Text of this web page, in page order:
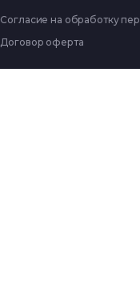
Согласие на обработку
Договор оферта